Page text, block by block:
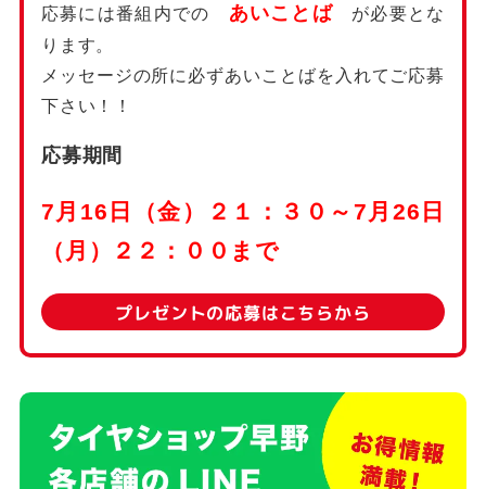
応募には番組内での あいことばが必要とな
ります。
メッセージの所に必ずあいことばを入れてご応募
下さい！！
応募期間
7月16日（金）２１：３０～7月26日
（月）２２：００まで
プレゼントの応募はこちらから